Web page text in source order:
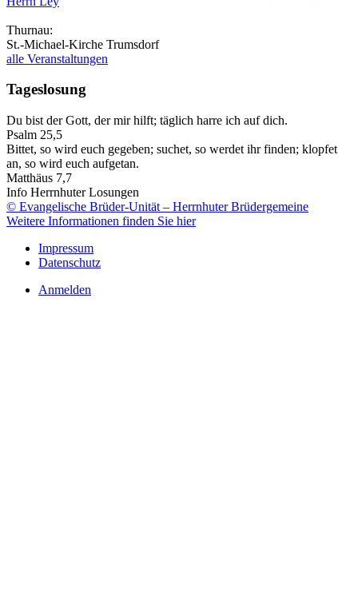
Thurnau:
St.-Michael-Kirche Trumsdorf
alle Veranstaltungen
Tageslosung
Du bist der Gott, der mir hilft; täglich harre ich auf dich.
Psalm 25,5
Bittet, so wird euch gegeben; suchet, so werdet ihr finden; klopfet
an, so wird euch aufgetan.
Matthäus 7,7
Info Herrnhuter Losungen
© Evangelische Brüder-Unität – Herrnhuter Brüdergemeine
Weitere Informationen finden Sie hier
Impressum
Datenschutz
Anmelden